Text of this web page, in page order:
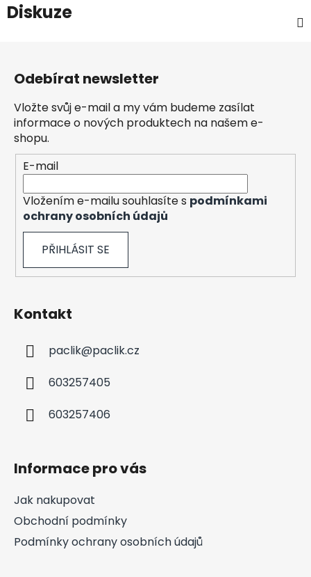
Diskuze
Odebírat newsletter
Vložte svůj e-mail a my vám budeme zasílat
informace o nových produktech na našem e-
shopu.
E-mail
Vložením e-mailu souhlasíte s podmínkami
ochrany osobních údajů
PŘIHLÁSIT SE
Kontakt
paclik@paclik.cz
603257405
603257406
Informace pro vás
Jak nakupovat
Obchodní podmínky
Podmínky ochrany osobních údajů